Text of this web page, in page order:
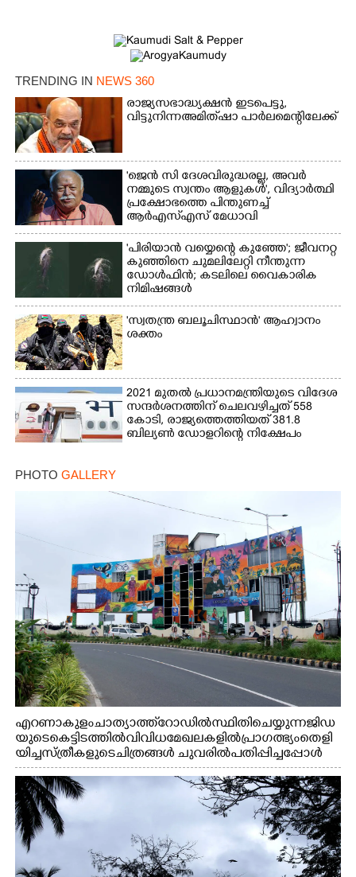
TRENDING IN NEWS 360
രാജ്യസഭാദ്ധ്യക്ഷൻ ഇടപെട്ടു,
വിട്ടുനിന്ന അമിത് ഷാ പാർലമെന്റിലേക്ക്
'ജെൻ സി ദേശവിരുദ്ധരല്ല, അവർ
നമ്മുടെ സ്വന്തം ആളുകൾ', വിദ്യാർത്ഥി
പ്രക്ഷോഭത്തെ പിന്തുണച്ച്
ആർഎസ്‌എസ് മേധാവി
'പിരിയാൻ വയ്യെന്റെ കുഞ്ഞേ'; ജീവനറ്റ
കുഞ്ഞിനെ ചുമലിലേറ്റി നീന്തുന്ന
ഡോൾഫിൻ; കടലിലെ വൈകാരിക
നിമിഷങ്ങൾ
'സ്വതന്ത്ര ബലൂചിസ്ഥാൻ' ആഹ്വാനം
ശക്തം
2021 മുതൽ പ്രധാനമന്ത്രിയുടെ വിദേശ
സന്ദർശനത്തിന് ചെലവഴിച്ചത് 558
കോടി, രാജ്യത്തെത്തിയത് 381.8
ബില്യൺ ഡോളറിന്റെ നിക്ഷേപം
PHOTO GALLERY
എറണാകുളം ചാത്യാത്ത് റോഡിൽ സ്ഥിതി ചെയ്യുന്ന ജിഡ
യുടെ കെട്ടിടത്തിൽ വിവിധ മേഖലകളിൽ പ്രാഗത്ഭ്യം തെളി
യിച്ച സ്ത്രീകളുടെ ചിത്രങ്ങൾ ചുവരിൽ പതിപ്പിച്ചപ്പോൾ
Copy Link